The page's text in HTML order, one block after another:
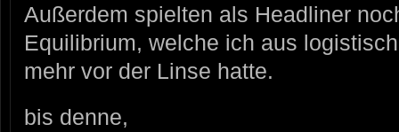
Außerdem spielten als Headliner
Equilibrium, welche ich aus
mehr vor der Linse hatte.
bis denne,